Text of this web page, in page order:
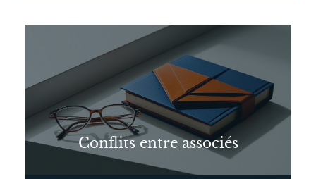
Conflits entre associés